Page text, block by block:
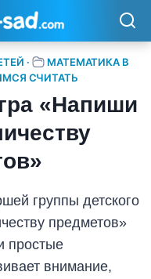
·
МАТЕМАТИКА В
СЧИТАТЬ
«Напиши
группы детского
предметов»
простые
внимание,